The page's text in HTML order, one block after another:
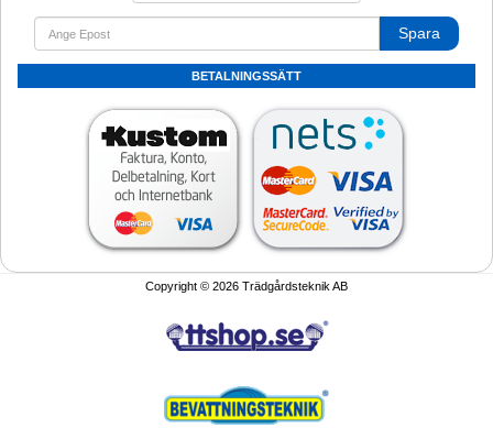
Spara
BETALNINGSSÄTT
Copyright © 2026 Trädgårdsteknik AB